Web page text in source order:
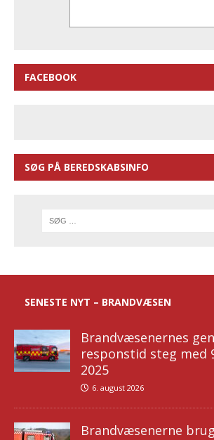
FACEBOOK
SØG PÅ BEREDSKABSINFO
SENESTE NYT – BRANDVÆSEN
Brandvæsenernes
responstid steg med
2025
6. august 2026
Brandvæsenerne